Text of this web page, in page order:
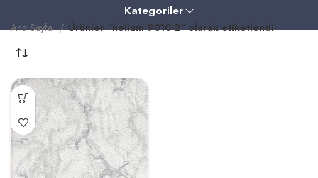
Kategoriler
Ana Sayfa Ürünler “helium 9010-2” olarak etiketlendi